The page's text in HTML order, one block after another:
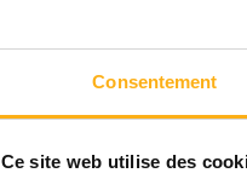
Consentement
Ce site web utilise des